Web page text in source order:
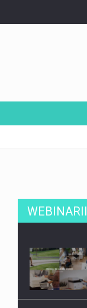
WEBINARII